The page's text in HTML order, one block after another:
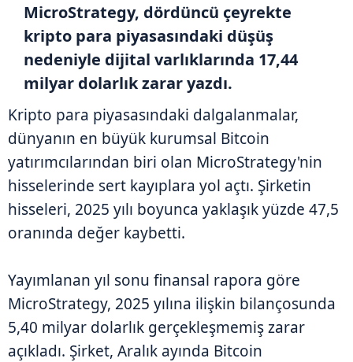
MicroStrategy, dördüncü çeyrekte
kripto para piyasasındaki düşüş
nedeniyle dijital varlıklarında 17,44
milyar dolarlık zarar yazdı.
Kripto para piyasasındaki dalgalanmalar,
dünyanın en büyük kurumsal Bitcoin
yatırımcılarından biri olan MicroStrategy'nin
hisselerinde sert kayıplara yol açtı. Şirketin
hisseleri, 2025 yılı boyunca yaklaşık yüzde 47,5
oranında değer kaybetti.
Yayımlanan yıl sonu finansal rapora göre
MicroStrategy, 2025 yılına ilişkin bilançosunda
5,40 milyar dolarlık gerçekleşmemiş zarar
açıkladı. Şirket, Aralık ayında Bitcoin